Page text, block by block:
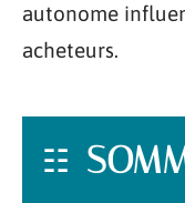
autonome
acheteurs.